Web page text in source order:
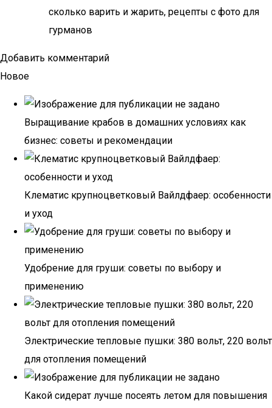
сколько варить и жарить, рецепты с фото для
гурманов
Добавить комментарий
Новое
Выращивание крабов в домашних условиях как
бизнес: советы и рекомендации
Клематис крупноцветковый Вайлдфаер: особенности
и уход
Удобрение для груши: советы по выбору и
применению
Электрические тепловые пушки: 380 вольт, 220 вольт
для отопления помещений
Какой сидерат лучше посеять летом для повышения